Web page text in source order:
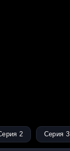
2 Серия 3